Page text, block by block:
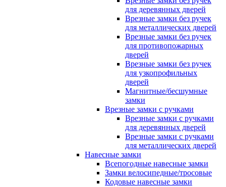
для деревянных дверей
Врезные замки без ручек
для металлических дверей
Врезные замки без ручек
для противопожарных
дверей
Врезные замки без ручек
для узкопрофильных
дверей
Магнитные/бесшумные
замки
Врезные замки с ручками
Врезные замки с ручками
для деревянных дверей
Врезные замки с ручками
для металлических дверей
Навесные замки
Всепогодные навесные замки
Замки велосипедные/тросовые
Кодовые навесные замки